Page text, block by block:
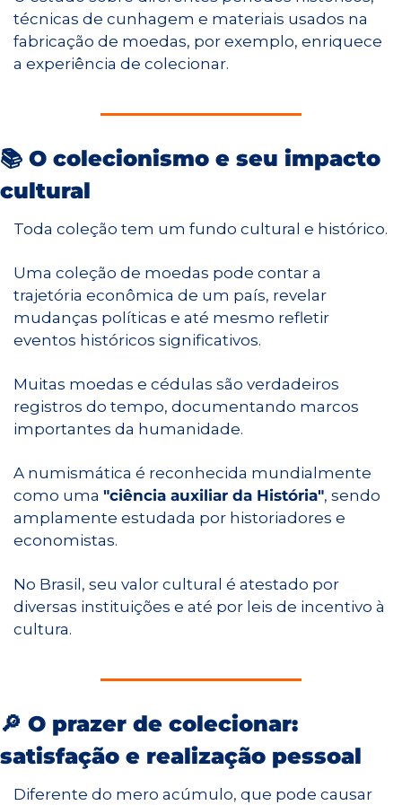
técnicas de cunhagem e materiais usados na
fabricação de moedas, por exemplo, enriquece
a experiência de colecionar.
📚 O colecionismo e seu impacto
cultural
Toda coleção tem um fundo cultural e histórico.
Uma coleção de moedas pode contar a
trajetória econômica de um país, revelar
mudanças políticas e até mesmo refletir
eventos históricos significativos.
Muitas moedas e cédulas são verdadeiros
registros do tempo, documentando marcos
importantes da humanidade.
A numismática é reconhecida mundialmente
como uma "ciência auxiliar da História", sendo
amplamente estudada por historiadores e
economistas.
No Brasil, seu valor cultural é atestado por
diversas instituições e até por leis de incentivo à
cultura.
🔎 O prazer de colecionar:
satisfação e realização pessoal
Diferente do mero acúmulo, que pode causar